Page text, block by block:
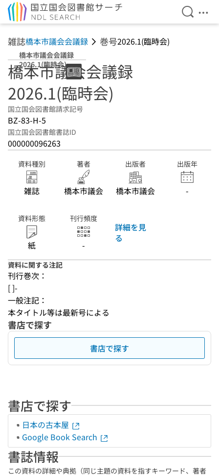
検索を
メ
雑誌橋本市議会会議録 巻号2026.1(臨時会)
橋本市議会会議録
2026.1(臨時会)
橋本市議会会議録
2026.1(臨時会)
国立国会図書館請求記号
BZ-83-H-5
国立国会図書館書誌ID
000000096263
資料種別
雑誌
著者
橋本市議会
出版者
橋本市議会
出版年
-
資料形態
紙
刊行頻度
-
詳細を見
る
資料に関する注記
刊行巻次：
[ ]-
一般注記：
本タイトル等は最新号による
書店で探す
書店で探す
書店で探す
日本の古本屋
Google Book Search
書誌情報
この資料の詳細や典拠（同じ主題の資料を指すキーワード、著者